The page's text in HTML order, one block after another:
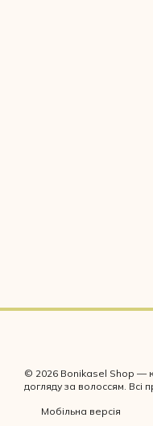
© 2026 Bonikasel Shop —
догляду за волоссям. Всі
Мобільна версія